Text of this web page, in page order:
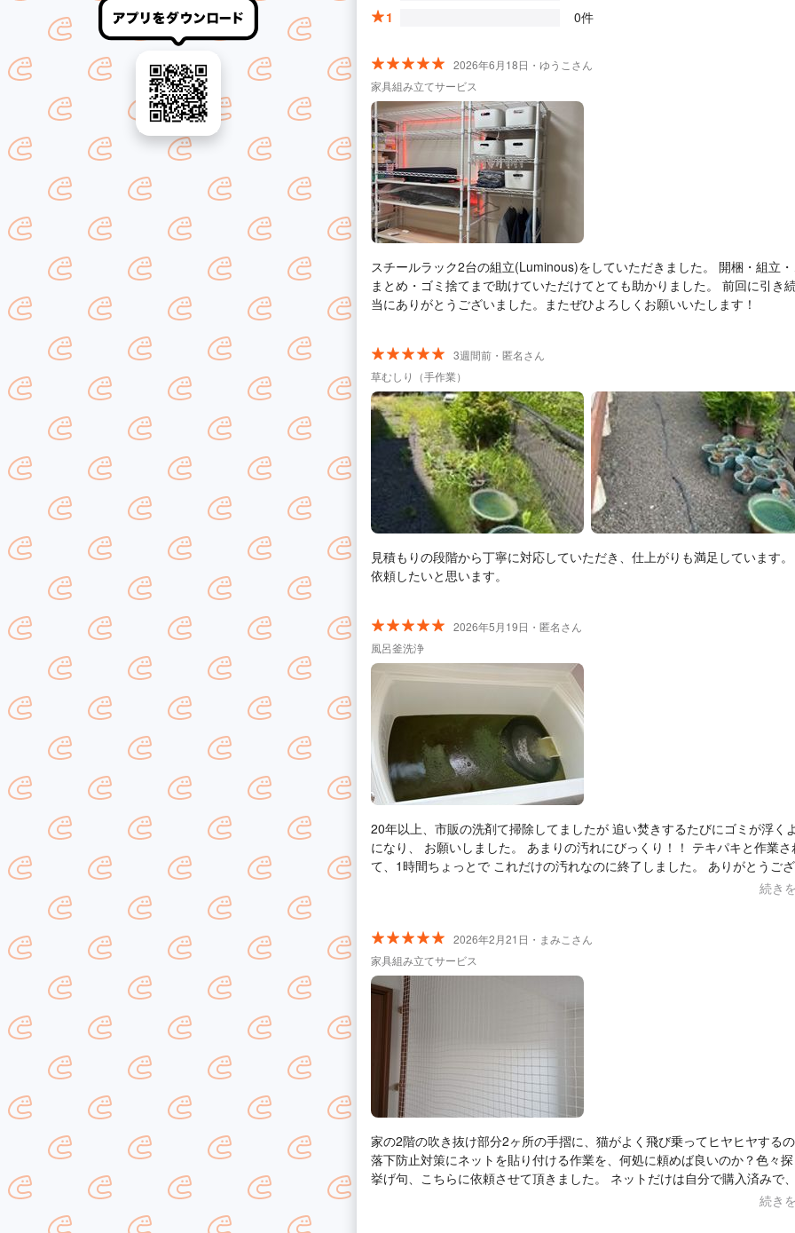
1
0件
2026年6月18日・ゆうこさん
家具組み立てサービス
スチールラック2台の組立(Luminous)をしていただきました。 開梱・組立
まとめ・ゴミ捨てまで助けていただけてとても助かりました。 前回に引き
当にありがとうございました。またぜひよろしくお願いいたします！
3週間前・匿名さん
草むしり（手作業）
見積もりの段階から丁寧に対応していただき、仕上がりも満足しています
依頼したいと思います。
2026年5月19日・匿名さん
風呂釜洗浄
20年以上、市販の洗剤て掃除してましたが 追い焚きするたびにゴミが浮く
になり、 お願いしました。 あまりの汚れにびっくり！！ テキパキと作業され
て、1時間ちょっとで これだけの汚れなのに終了しました。 ありがとうご
続き
2026年2月21日・まみこさん
家具組み立てサービス
家の2階の吹き抜け部分2ヶ所の手摺に、猫がよく飛び乗ってヒヤヒヤする
落下防止対策にネットを貼り付ける作業を、何処に頼めば良いのか？色々
挙げ句、こちらに依頼させて頂きました。 ネットだけは自分で購入済みで、打ち
合わせに１度来て頂き現場を見て貰いお話をして、後日見積もりを送って
続き